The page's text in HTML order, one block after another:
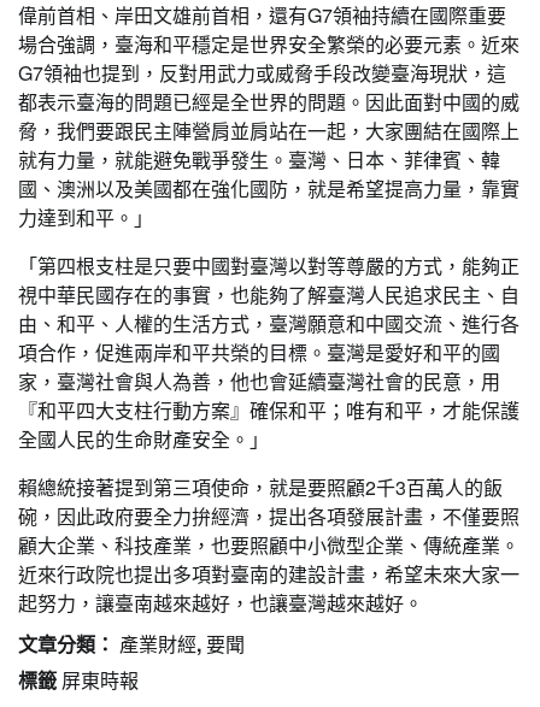
偉前首相、岸田文雄前首相，還有G7領袖持續在國際重要
場合強調，臺海和平穩定是世界安全繁榮的必要元素。近來
G7領袖也提到，反對用武力或威脅手段改變臺海現狀，這
都表示臺海的問題已經是全世界的問題。因此面對中國的威
脅，我們要跟民主陣營肩並肩站在一起，大家團結在國際上
就有力量，就能避免戰爭發生。臺灣、日本、菲律賓、韓
國、澳洲以及美國都在強化國防，就是希望提高力量，靠實
力達到和平。」
「第四根支柱是只要中國對臺灣以對等尊嚴的方式，能夠正
視中華民國存在的事實，也能夠了解臺灣人民追求民主、自
由、和平、人權的生活方式，臺灣願意和中國交流、進行各
項合作，促進兩岸和平共榮的目標。臺灣是愛好和平的國
家，臺灣社會與人為善，他也會延續臺灣社會的民意，用
『和平四大支柱行動方案』確保和平；唯有和平，才能保護
全國人民的生命財產安全。」
賴總統接著提到第三項使命，就是要照顧2千3百萬人的飯
碗，因此政府要全力拚經濟，提出各項發展計畫，不僅要照
顧大企業、科技產業，也要照顧中小微型企業、傳統產業。
近來行政院也提出多項對臺南的建設計畫，希望未來大家一
起努力，讓臺南越來越好，也讓臺灣越來越好。
文章分類： 產業財經,要聞
標籤 屏東時報